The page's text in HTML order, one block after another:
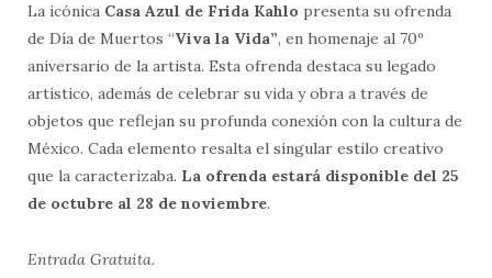
La icónica Casa Azul de Frida Kahlo presenta su ofrenda
de Día de Muertos “Viva la Vida”, en homenaje al 70º
aniversario de la artista. Esta ofrenda destaca su legado
artístico, además de celebrar su vida y obra a través de
objetos que reflejan su profunda conexión con la cultura de
México. Cada elemento resalta el singular estilo creativo
que la caracterizaba. La ofrenda estará disponible del 25
de octubre al 28 de noviembre.
Entrada Gratuita.